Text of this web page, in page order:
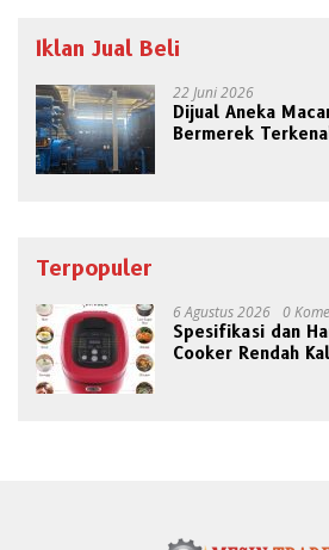
Iklan Jual Beli
22 Juni 2026
Dijual Aneka
Bermerek
Terpopuler
6 Agustus 2026 0
Spesifikasi dan
Cooker Rendah